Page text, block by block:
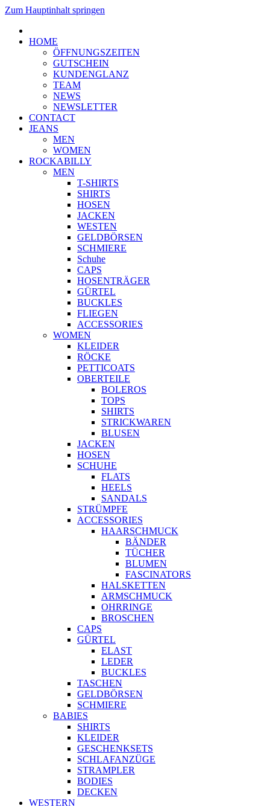
Zum Hauptinhalt springen
HOME
ÖFFNUNGSZEITEN
GUTSCHEIN
KUNDENGLANZ
TEAM
NEWS
NEWSLETTER
CONTACT
JEANS
MEN
WOMEN
ROCKABILLY
MEN
T-SHIRTS
SHIRTS
HOSEN
JACKEN
WESTEN
GELDBÖRSEN
SCHMIERE
Schuhe
CAPS
HOSENTRÄGER
GÜRTEL
BUCKLES
FLIEGEN
ACCESSORIES
WOMEN
KLEIDER
RÖCKE
PETTICOATS
OBERTEILE
BOLEROS
TOPS
SHIRTS
STRICKWAREN
BLUSEN
JACKEN
HOSEN
SCHUHE
FLATS
HEELS
SANDALS
STRÜMPFE
ACCESSORIES
HAARSCHMUCK
BÄNDER
TÜCHER
BLUMEN
FASCINATORS
HALSKETTEN
ARMSCHMUCK
OHRRINGE
BROSCHEN
CAPS
GÜRTEL
ELAST
LEDER
BUCKLES
TASCHEN
GELDBÖRSEN
SCHMIERE
BABIES
SHIRTS
KLEIDER
GESCHENKSETS
SCHLAFANZÜGE
STRAMPLER
BODIES
DECKEN
WESTERN